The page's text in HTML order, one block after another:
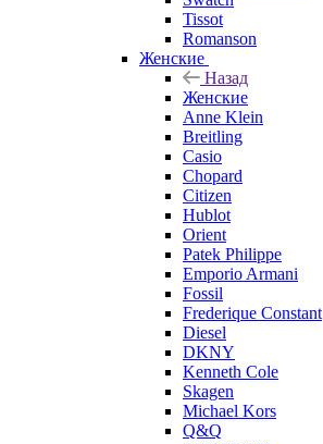
Tissot
Romanson
Женские
Назад
Женские
Anne Klein
Breitling
Casio
Chopard
Citizen
Hublot
Orient
Patek Philippe
Emporio Armani
Fossil
Frederique Constant
Diesel
DKNY
Kenneth Cole
Skagen
Michael Kors
Q&Q